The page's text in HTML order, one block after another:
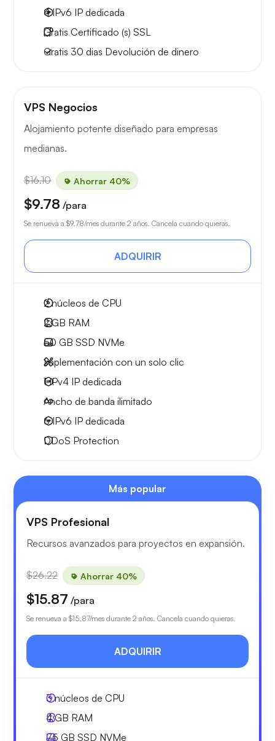
4 IPv6 IP dedicada
Gratis Certificado (s) SSL
Gratis 30 dias Devolución de dinero
VPS Negocios
Alojamiento potente diseñado para empresas
medianas.
$16.10 Ahorrar 40%
$9.78 /para
Se renueva a $9.78/mes durante 2 años. Cancela cuando quieras.
ADQUIRIR
2núcleos de CPU
2 GB RAM
50 GB SSD NVMe
Implementación con un solo clic
1 IPv4 IP dedicada
Ancho de banda ilimitado
6 IPv6 IP dedicada
DDoS Protection
Más popular
VPS Profesional
Recursos avanzados para proyectos en expansión.
$26.22 Ahorrar 40%
$15.87 /para
Se renueva a $15.87/mes durante 2 años. Cancela cuando quieras.
ADQUIRIR
3núcleos de CPU
4 GB RAM
75 GB SSD NVMe